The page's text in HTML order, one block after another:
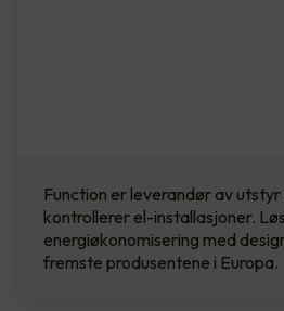
Function er leverandør av
kontrollerer el-installasjoner.
energi­økonomisering med
fremste produsentene i Europa.